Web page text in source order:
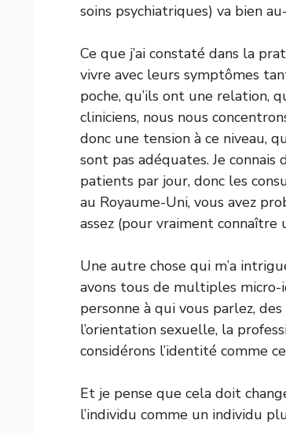
soins psychiatriques) va bien
Ce que j’ai constaté dans la
vivre avec leurs symptômes
poche, qu’ils ont une relation,
cliniciens, nous nous
donc une tension à ce niveau,
sont pas adéquates. Je
patients par jour, donc les
au Royaume-Uni, vous avez
assez (pour vraiment connaître
Une autre chose qui m’a
avons tous de multiples
personne à qui vous parlez,
l’orientation sexuelle, la
considérons l’identité comme
Et je pense que cela doit
l’individu comme un individu